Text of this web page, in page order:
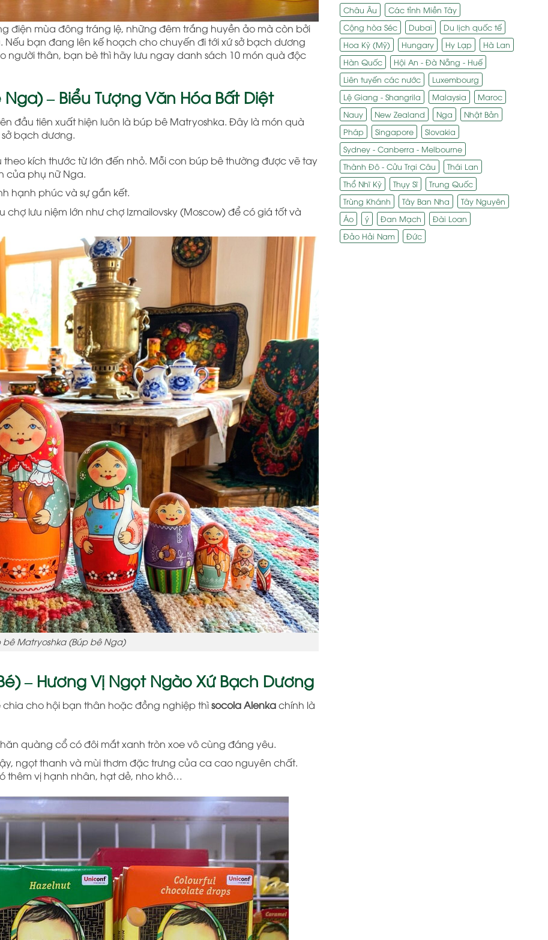
điện mùa đông tráng lệ, những đêm trắng huyền ảo mà còn bởi
bạn đang lên kế hoạch cho chuyến đi tới xứ sở bạch dương
người thân, bạn bè thì hãy lưu ngay danh sách 10 món quà độc
– Biểu Tượng Văn Hóa Bất Diệt
đầu tiên xuất hiện luôn là búp bê Matryoshka. Đây là món quà
bạch dương.
kích thước từ lớn đến nhỏ. Mỗi con búp bê thường được vẽ tay
của phụ nữ Nga.
hạnh phúc và sự gắn kết.
lưu niệm lớn như chợ Izmailovsky (Moscow) để có giá tốt và
bê Matryoshka (Búp bê Nga)
– Hương Vị Ngọt Ngào Xứ Bạch Dương
cho hội bạn thân hoặc đồng nghiệp thìsocola Alenkachính là
quàng cổ có đôi mắt xanh tròn xoe vô cùng đáng yêu.
ngọt thanh và mùi thơm đặc trưng của ca cao nguyên chất.
thêm vị hạnh nhân, hạt dẻ, nho khô…
Châu Âu
Các tỉnh Miền Tây
Cộng hòa Séc
Dubai
Du lịch quốc tế
Hoa Kỳ (Mỹ)
Hungary Hy Lạp
Hà Lan
Hàn Quốc
Hội An - Đà Nẵng - Huế
Liên tuyến các nước
Luxembourg
Lệ Giang - Shangrila
Malaysia
Maroc
Nauy
New Zealand Nga
Nhật Bản
Pháp
Singapore
Slovakia
Sydney - Canberra - Melbourne
Thành Đô - Cửu Trại Câu
Thái Lan
Thổ Nhĩ Kỳ
Thụy Sĩ
Trung Quốc
Trùng Khánh
Tây Ban Nha
Tây Nguyên
Áo
ý Đan Mạch
Đài Loan
Đảo Hải Nam
Đức